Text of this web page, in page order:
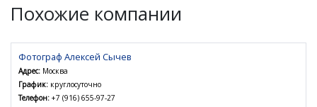
Похожие компании
Фотограф Алексей Сычев
Адрес: Москва
График: круглосуточно
Телефон: +7 (916) 655-97-27